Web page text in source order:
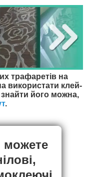
трафаретів на
використати клей-
знайти його можна,
.
можете